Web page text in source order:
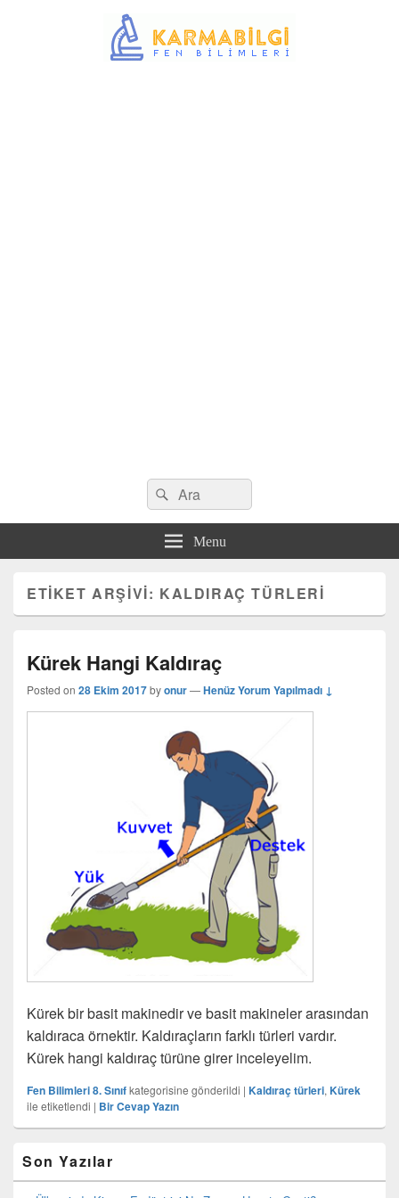
Search
for:
Ara
Menu
ETIKET ARŞIVI: KALDIRAÇ TÜRLERI
Kürek Hangi Kaldıraç
Posted on 28 Ekim 2017byonur—Henüz Yorum Yapılmadı ↓
Kürek bir basit makinedir ve basit makineler arasından
kaldıraca örnektir. Kaldıraçların farklı türleri vardır.
Kürek hangi kaldıraç türüne girer inceleyelim.
Fen Bilimleri 8. Sınıfkategorisine gönderildi | Kaldıraç türleri, Kürek
ile etiketlendi | Bir Cevap Yazın
yan
bar
Son Yazılar